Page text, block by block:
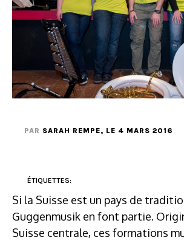
PAR SARAH REMPE, LE 4 MARS 2016
ÉTIQUETTES:
Si la Suisse est un pays de
Guggenmusik en font partie.
Suisse centrale, ces formations